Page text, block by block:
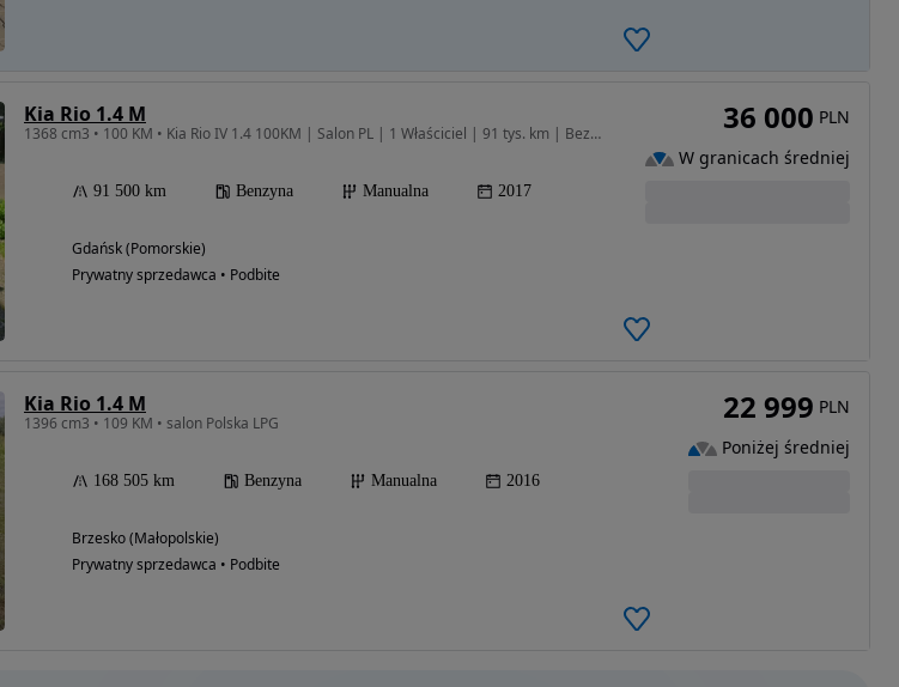
Kia Rio 1.4 M
1368 cm3 • 100 KM • Kia Rio IV 1.4 100KM | Salon PL | 1 Właściciel | 91 tys. km | Bezwyp.
91 500 km Benzyna Manualna 2017
Gdańsk (Pomorskie)
Prywatny sprzedawca • Podbite
36 000 PLN
W granicach średniej
Kia Rio 1.4 M
1396 cm3 • 109 KM • salon Polska LPG
168 505 km Benzyna Manualna 2016
Brzesko (Małopolskie)
Prywatny sprzedawca • Podbite
22 999 PLN
Poniżej średniej